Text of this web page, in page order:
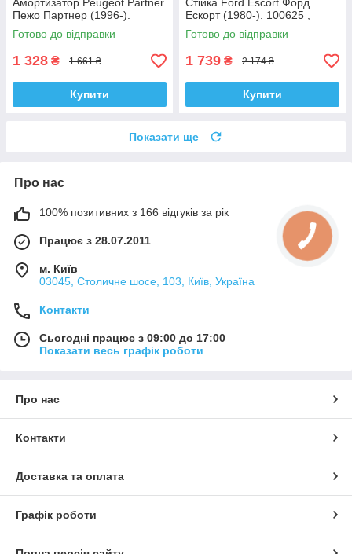
Амортизатор Peugeot Partner
Пежо Партнер (1996-).
200450 , 341237 Корея!
Готово до відправки
1 328 ₴ 1 661 ₴
Купити
Стійка Ford Escort Форд
Ескорт (1980-). 100625 ,
332801 Корея!
Готово до відправки
1 739 ₴ 2 174 ₴
Купити
Показати ще
Про нас
100% позитивних з 166 відгуків за рік
Працює з 28.07.2011
м. Київ
03045, Столичне шосе, 103, Київ, Україна
Контакти
Сьогодні працює з 09:00 до 17:00
Показати весь графік роботи
Про нас
Контакти
Доставка та оплата
Графік роботи